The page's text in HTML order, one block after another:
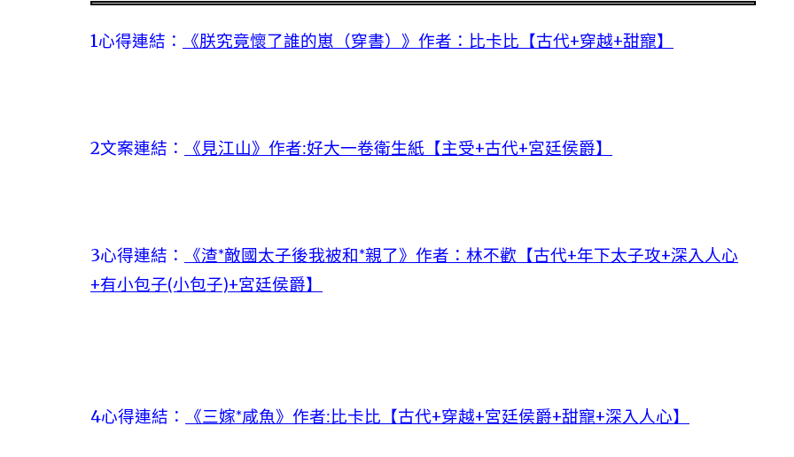
1心得連結： 《朕究竟懷了誰的崽（穿書）》作者：比卡比【古代+穿越+甜寵】
2文案連結： 《見江山》作者:好大一卷衛生紙【主受+古代+宮廷侯爵】
3心得連結：
《渣*敵國太子後我被和*親了》作者：林不歡【古代+年下太子攻+深入人心
+有小包子(小包子)+宮廷侯爵】
4心得連結： 《三嫁*咸魚》作者:比卡比【古代+穿越+宮廷侯爵+甜寵+深入人心】